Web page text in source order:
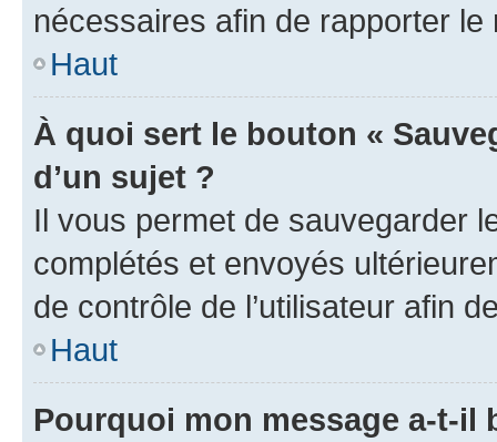
nécessaires afin de rapporter le
Haut
À quoi sert le bouton «
d’un sujet ?
Il vous permet de sauvegarder
complétés et envoyés
de contrôle de l’utilisateur afin
Haut
Pourquoi mon message a-t-il